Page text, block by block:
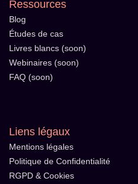
Ressources
Blog
Études de cas
Livres blancs (soon)
Webinaires (soon)
FAQ (soon)
Liens légaux
Mentions légales
Politique de Confidentialité
RGPD & Cookies